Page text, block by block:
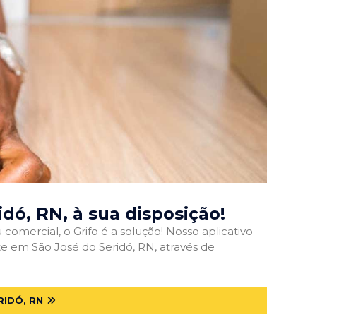
RN, à sua disposição!
o Grifo é a solução! Nosso aplicativo
São José do Seridó, RN, através de
RN